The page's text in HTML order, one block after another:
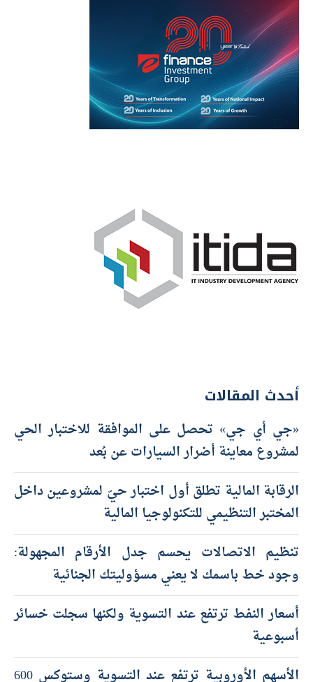
أحدث المقالات
«جي أي جي» تحصل على الموافقة للاختبار الحي
لمشروع معاينة أضرار السيارات عن بُعد
الرقابة المالية تطلق أول اختبار حيّ لمشروعين داخل
المختبر التنظيمي للتكنولوجيا المالية
تنظيم الاتصالات يحسم جدل الأرقام المجهولة:
وجود خط باسمك لا يعني مسؤوليتك الجنائية
أسعار النفط ترتفع عند التسوية ولكنها سجلت خسائر
أسبوعية
الأسهم الأوروبية ترتفع عند التسوية وستوكس 600